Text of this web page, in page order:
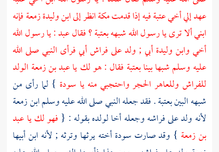
عهد إلي أخيعتبةفيه إذا قدمتمكةانظر إلىابن وليدة زمعةفإنه
ابني ألا ترى يا رسول الله شبههبعتبة؟ فقالعبد: يا رسول الله
أخي وابن وليدة أبي ; ولد على فراش أبي فرأى النبي صلى الله
عليه وسلم شبها بينابعتبة فقال : هو لك ياعبد بن زمعة الولد
للفراش وللعاهر الحجر واحتجبي منه يا سودة } لما رأى من
شبهه البينبعتبة. فقد جعله النبي صلى الله عليه وسلمابن زمعة
لأنه ولد على فراشه وجعله أخا لولده بقوله : { فهو لك ياعبد
بن زمعة } وقد صارت سودةأخته يرثها وترثه ; لأنه ابن أبيها